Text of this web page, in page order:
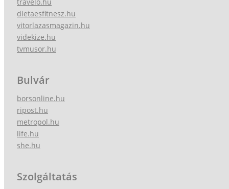
dietaesfitnesz.hu
vitorlazasmagazin.hu
videkize.hu
tvmusor.hu
Bulvár
borsonline.hu
ripost.hu
metropol.hu
life.hu
she.hu
Szolgáltatás